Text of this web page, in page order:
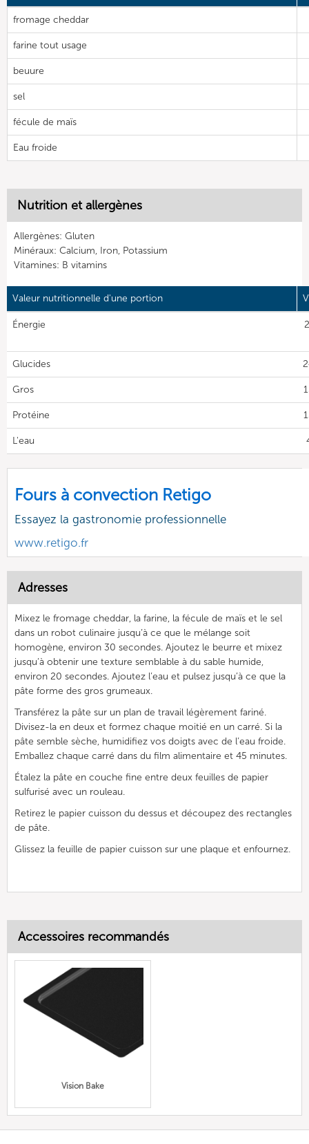
fromage cheddar
farine tout usage
beuure
sel
fécule de maïs
Eau froide
Nutrition et allergènes
Allergènes: Gluten
Minéraux: Calcium, Iron, Potassium
Vitamines: B vitamins
Valeur nutritionnelle d'une portion
Énergie
Glucides
Gros
Protéine
L'eau
Fours à convection Retigo
Essayez la gastronomie professionnelle
www.retigo.fr
Adresses
Mixez le fromage cheddar, la farine, la fécule de maïs et le sel
dans un robot culinaire jusqu’à ce que le mélange soit
homogène, environ 30 secondes. Ajoutez le beurre et mixez
jusqu’à obtenir une texture semblable à du sable humide,
environ 20 secondes. Ajoutez l’eau et pulsez jusqu’à ce que la
pâte forme des gros grumeaux.
Transférez la pâte sur un plan de travail légèrement fariné.
Divisez-la en deux et formez chaque moitié en un carré. Si la
pâte semble sèche, humidifiez vos doigts avec de l’eau froide.
Emballez chaque carré dans du film alimentaire et 45 minutes.
Étalez la pâte en couche fine entre deux feuilles de papier
sulfurisé avec un rouleau.
Retirez le papier cuisson du dessus et découpez des rectangles
de pâte.
Glissez la feuille de papier cuisson sur une plaque et enfournez.
Accessoires recommandés
Vision Bake